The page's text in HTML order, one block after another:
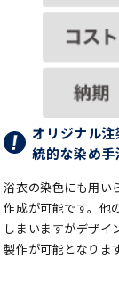
オリジナル
統的な染め手
浴衣の染色にも用い
作成が可能です。他
しまいますがデザイ
製作が可能となります